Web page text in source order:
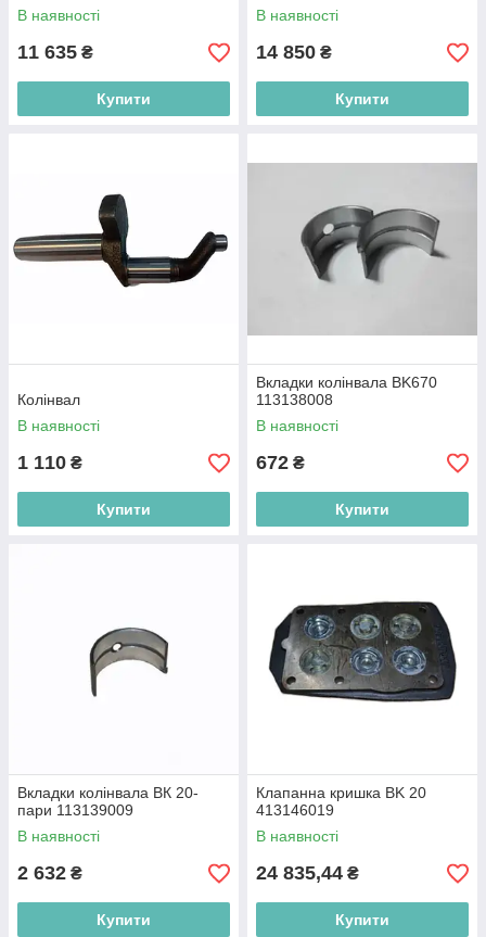
В наявності
11 635 ₴
Купити
В наявності
14 850 ₴
Купити
Колінвал
В наявності
1 110 ₴
Купити
Вкладки колінвала BK670
113138008
В наявності
672 ₴
Купити
Вкладки колінвала ВК 20-
пари 113139009
В наявності
2 632 ₴
Купити
Клапанна кришка BK 20
413146019
В наявності
24 835,44 ₴
Купити